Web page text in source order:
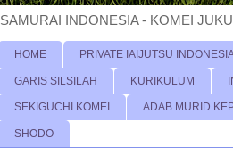
SAMURAI INDONESIA - KOMEI
HOME PRIVATE IAIJUTSU
GARIS SILSILAH KURIKULUM
SEKIGUCHI KOMEI ADAB MURID
SHODO